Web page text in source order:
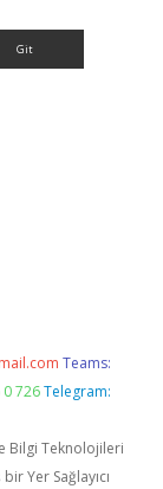
Teams:
726 Telegram:
Bilgi Teknolojileri
Yer Sağlayıcı